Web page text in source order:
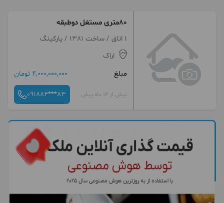
80متری مستغل دوطبقه
1 اتاق / ساخت 1381 / پارکینگ
اراک
مبلغ
4,000,000,000 تومان
بیش از 12 ماه پیش 091884***83